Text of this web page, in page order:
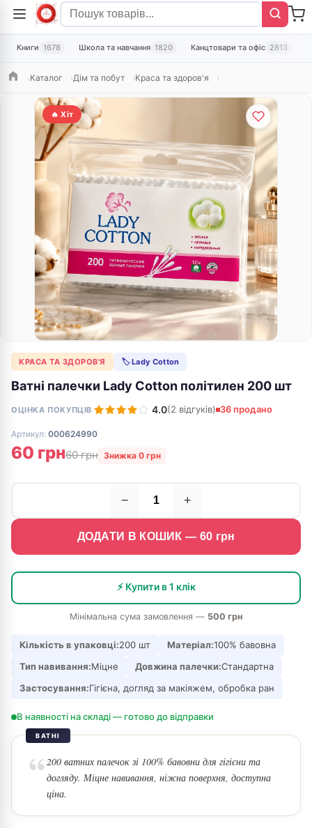
Книги 1678 Школа та навчання 1820 Канцтовари та офіс 2813
ГоловнаКаталог Дім та побут Краса та здоров'я
🔥 Хіт
КРАСА ТА ЗДОРОВ'Я 🏷 Lady Cotton
Ватні палечки Lady Cotton політилен 200 шт
ОЦІНКА ПОКУПЦІВ 4.0(2 відгуків) 36 продано
Артикул: 000624990
60 грн60 грн Знижка 0 грн
− +
ДОДАТИ В КОШИК — 60 грн
⚡ Купити в 1 клік
Мінімальна сума замовлення — 500 грн
Кількість в упаковці:200 шт Матеріал:100% бавовна
Тип навивання:Міцне Довжина палечки:Стандартна
Застосування:Гігієна, догляд за макіяжем, обробка ран
В наявності на складі — готово до відправки
ВАТНІ
200 ватних палечок зі 100% бавовни для гігієни та
догляду. Міцне навивання, ніжна поверхня, доступна
ціна.